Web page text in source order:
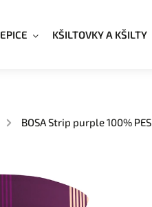
KŠILTOVKY A KŠILTY
/ BOSA Strip purple 100%